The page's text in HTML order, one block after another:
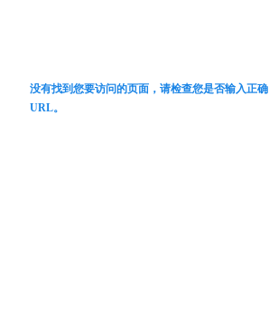
没有找到您要访问的页面，请检查您是否输入正确
URL。